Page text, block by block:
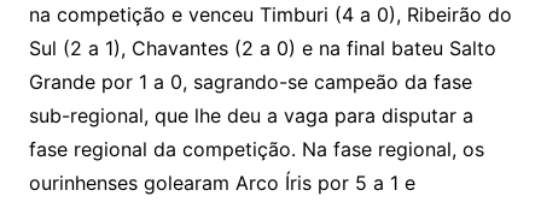
na competição e venceu Timburi (4 a 0), Ribeirão do
Sul (2 a 1), Chavantes (2 a 0) e na final bateu Salto
Grande por 1 a 0, sagrando-se campeão da fase
sub-regional, que lhe deu a vaga para disputar a
fase regional da competição. Na fase regional, os
ourinhenses golearam Arco Íris por 5 a 1 e